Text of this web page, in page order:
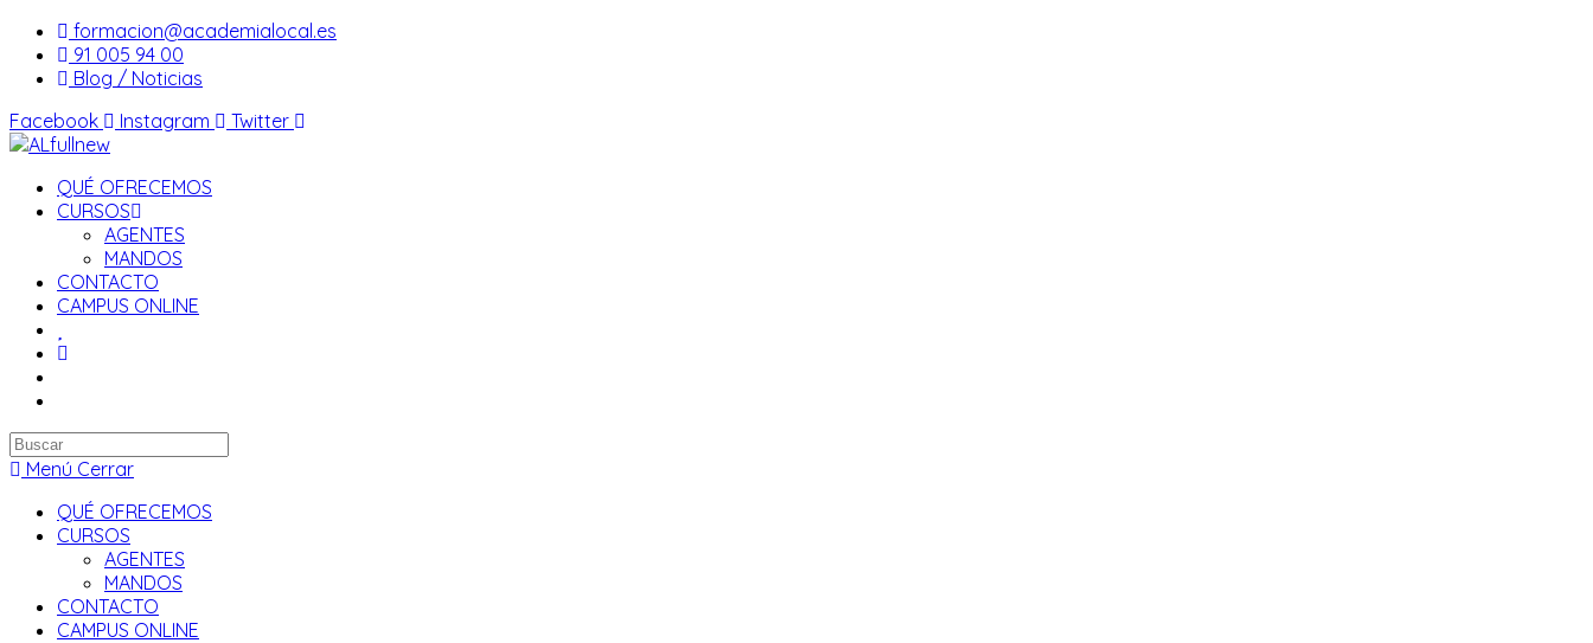
Saltar
contenido
formacion@academialocal.es
91 005 94 00
Blog / Noticias
Facebook
Instagram Twitter
QUÉ OFRECEMOS
CURSOS
AGENTES
MANDOS
CONTACTO
CAMPUS ONLINE
Buscar
en
web
Menú Cerrar
QUÉ OFRECEMOS
CURSOS
AGENTES
MANDOS
CONTACTO
CAMPUS ONLINE